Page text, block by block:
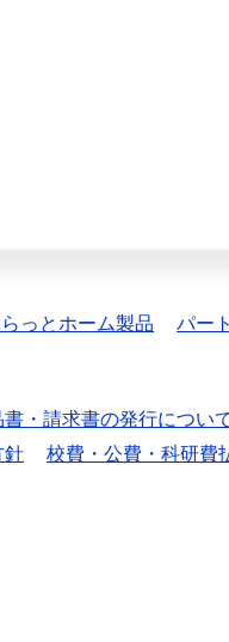
っとホーム製品 パー
書・請求書の発行につい
針 校費・公費・科研費